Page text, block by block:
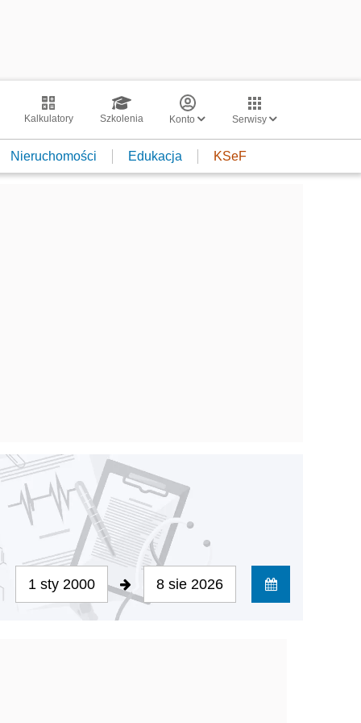
Kalkulatory Szkolenia Konto Serwisy
Nieruchomości Edukacja KSeF
1 sty 2000 8 sie 2026